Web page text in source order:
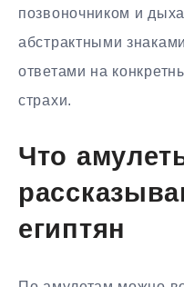
позвоночником и
абстрактными
ответами на
страхи.
Что
египтян